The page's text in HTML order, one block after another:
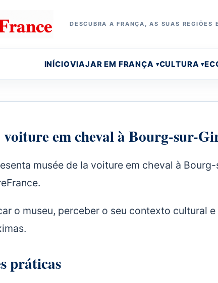
DESCUBRA A FRANÇA, AS SUAS REGIÕES
INÍCIOVIAJAR EM FRANÇA CULTURA
voiture em cheval à Bourg-sur-
musée de la voiture em cheval à
o museu, perceber o seu contexto cultural
práticas